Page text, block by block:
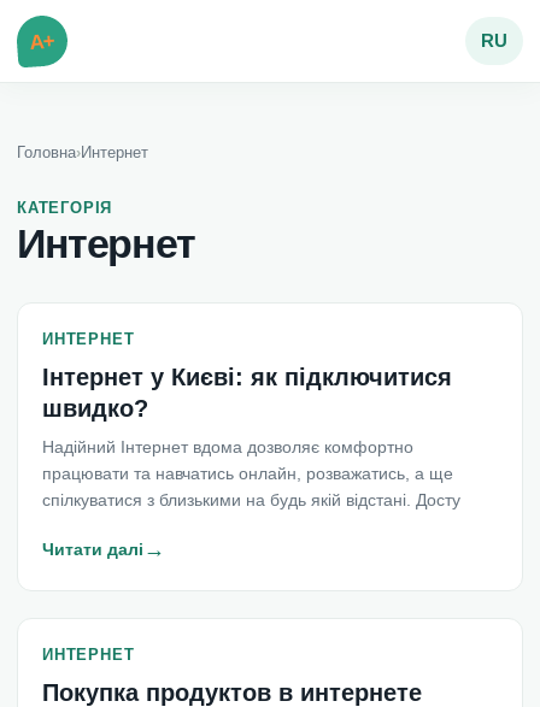
A+ RU
Головна›Интернет
КАТЕГОРІЯ
Интернет
ИНТЕРНЕТ
Інтернет у Києві: як підключитися
швидко?
Надійний Інтернет вдома дозволяє комфортно
працювати та навчатись онлайн, розважатись, а ще
спілкуватися з близькими на будь якій відстані. Досту
Читати далі →
ИНТЕРНЕТ
Покупка продуктов в интернете